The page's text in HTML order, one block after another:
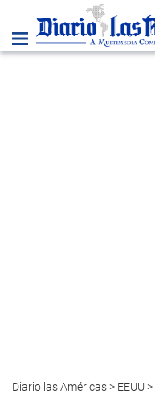
Diario las Américas> EEUU >